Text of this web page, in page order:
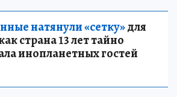
натянули «сетку»для
страна 13 лет тайно
инопланетных гостей